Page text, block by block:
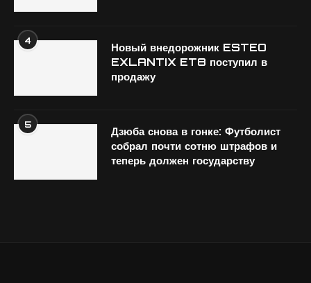
4
Новый внедорожник ESTEO
EXLANTIX ET8 поступил в
продажу
5
Дзюба снова в гонке: Футболист
собрал почти сотню штрафов и
теперь должен государству